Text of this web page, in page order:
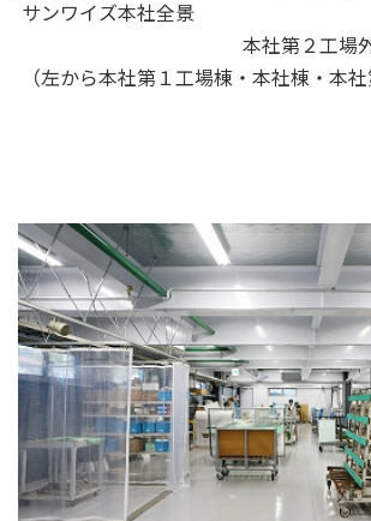
サンワイズ本
本社第２工場外
（左から本社第１工場棟・本社棟・